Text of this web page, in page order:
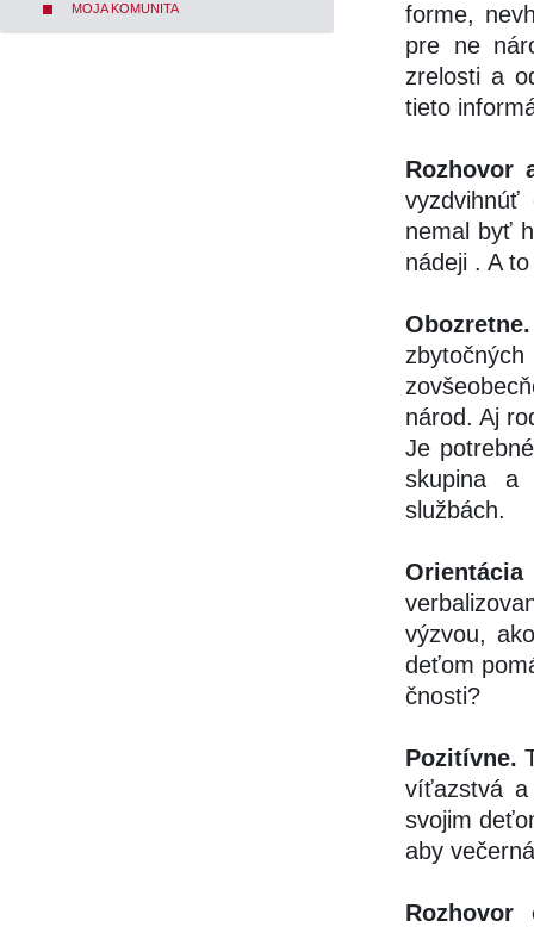
MOJA KOMUNITA
forme,
pre ne
zrelosti a
tieto
Rozhovor
nemal byť
nádeji . A
národ. Aj
Je
skupina a
službách.
Orientácia
výzvou,
deťom
čnosti?
Pozitívne.
víťazstvá a
svojim
aby